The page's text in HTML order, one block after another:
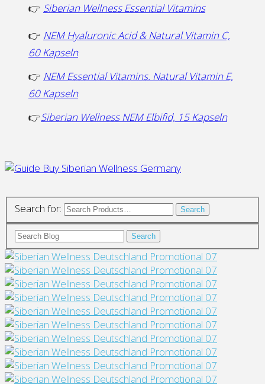
👉 Siberian Wellness Essential Vitamins
👉 NEM Hyaluronic Acid & Natural Vitamin C,
60 Kapseln
👉 NEM Essential Vitamins. Natural Vitamin E,
60 Kapseln
👉Siberian Wellness NEM Elbifid, 15 Kapseln
Search for: Search